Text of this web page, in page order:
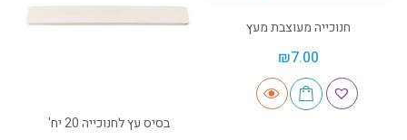
חנוכייה מעוצבת מעץ
₪7.00
בסיס עץ לחנוכייה 20 יח'